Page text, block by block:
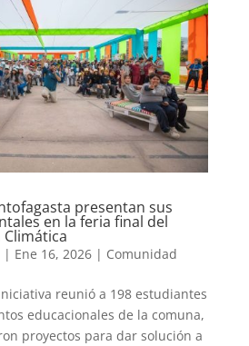
presentan sus
en la feria final del
| Ene 16, 2026| Comunidad
reunió a 198 estudiantes
educacionales de la comuna,
proyectos para dar solución a